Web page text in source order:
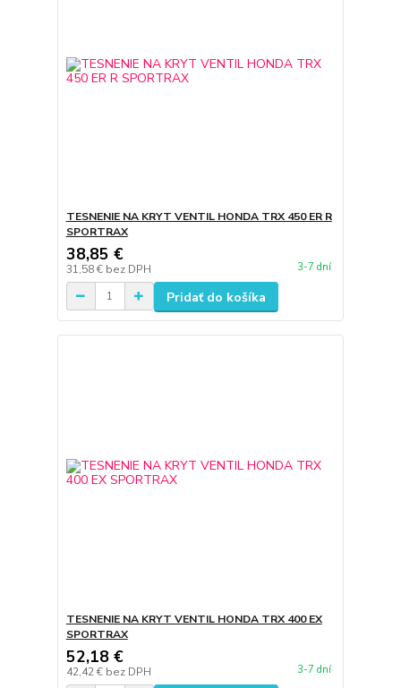
TESNENIE NA KRYT VENTIL HONDA TRX 450 ER R
SPORTRAX
38,85 €
31,58 € bez DPH 3-7 dní
Pridať do košíka
TESNENIE NA KRYT VENTIL HONDA TRX 400 EX
SPORTRAX
52,18 €
42,42 € bez DPH 3-7 dní